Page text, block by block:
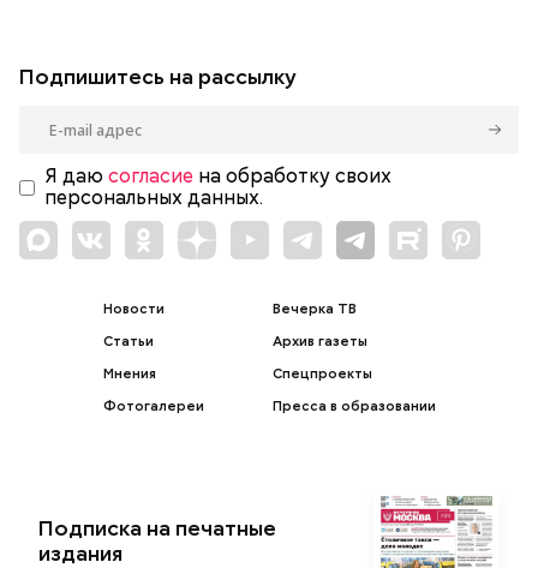
Подпишитесь на рассылку
Я даю согласие на обработку своих
персональных данных.
Новости
Статьи
Мнения
Фотогалереи
Вечерка ТВ
Архив газеты
Спецпроекты
Пресса в образовании
Подписка на печатные
издания